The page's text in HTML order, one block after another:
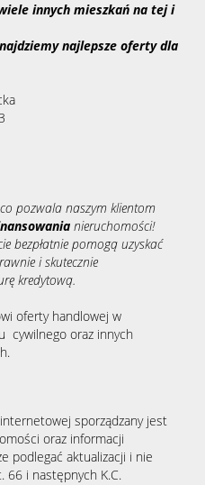
innych mieszkań na tej i
najlepsze oferty dla
pozwala naszym klientom
nieruchomości!
bezpłatnie pomogą uzyskać
i skutecznie
kredytową.
oferty handlowej w
cywilnego oraz innych
sporządzany jest
oraz informacji
podlegać aktualizacji i nie
i następnych K.C.